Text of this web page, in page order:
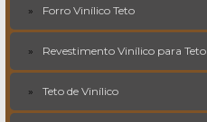
Forro Vinílico Teto
Revestimento Vinílico para Teto
Teto de Vinílico